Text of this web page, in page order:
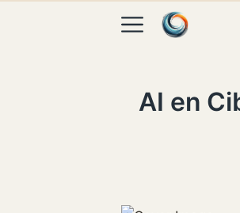
AI en